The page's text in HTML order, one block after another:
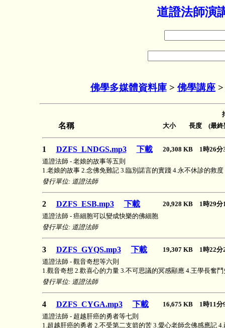
道證法師演
佛學多媒體資料庫> 佛學講座
名稱 大小 長度 (最終
1 DZFS_LNDGS.mp3 下載
20,308 KB 1時26
道證法師 - 老娘的故事等五則
1.老娘的故事 2.念佛免難記 3.臨別諾言的實踐 4.永不休診的救
發行單位: 道證法師
2 DZFS_ESB.mp3 下載
20,928 KB 1時29
道證法師 - 癌細胞可以變成快樂的佛細胞
發行單位: 道證法師
3 DZFS_GYQS.mp3 下載
19,307 KB 1時22
道證法師 - 觀音奇想等六則
1.觀音奇想 2.歡喜心的力量 3.不可思議的冥感顯應 4.王學長奮
發行單位: 道證法師
4 DZFS_CYGA.mp3 下載
16,675 KB 1時11
道證法師 - 超越肝癌的勇者等七則
1.超越肝癌的勇者 2.不受第二支箭的苦 3.愛心老師念佛感應記